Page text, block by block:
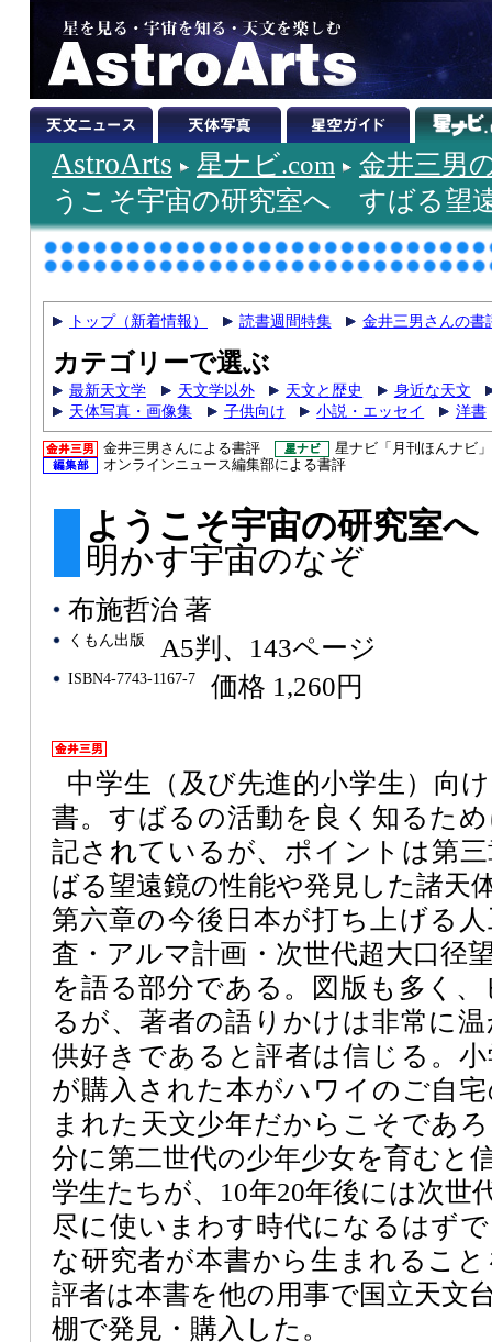
AstroArts 星ナビ.com
金井三男
うこそ宇宙の研究室へ すばる望
トップ（新着情報） 読書週間特集 金井三男さんの書
カテゴリーで選ぶ
最新天文学 天文学以外 天文と歴史
身近な天文
天体写真・画像集
子供向け 小説・エッセイ 洋書
金井三男さんによる書評
星ナビ「月刊ほんナビ
オンラインニュース編集部による書評
ようこそ宇宙の研究室
明かす宇宙のなぞ
布施哲治 著
くもん出版 A5判、143ページ
ISBN4-7743-1167-7 価格 1,260円
中学生（及び先進的小学生）向
書。すばるの活動を良く知るた
記されているが、ポイントは第
ばる望遠鏡の性能や発見した諸天
第六章の今後日本が打ち上げる
査・アルマ計画・次世代超大口径
を語る部分である。図版も多く
るが、著者の語りかけは非常に
供好きであると評者は信じる。
が購入された本がハワイのご自
まれた天文少年だからこそであ
分に第二世代の少年少女を育むと
学生たちが、10年20年後には次世
尽に使いまわす時代になるはず
な研究者が本書から生まれるこ
評者は本書を他の用事で国立天文
棚で発見・購入した。